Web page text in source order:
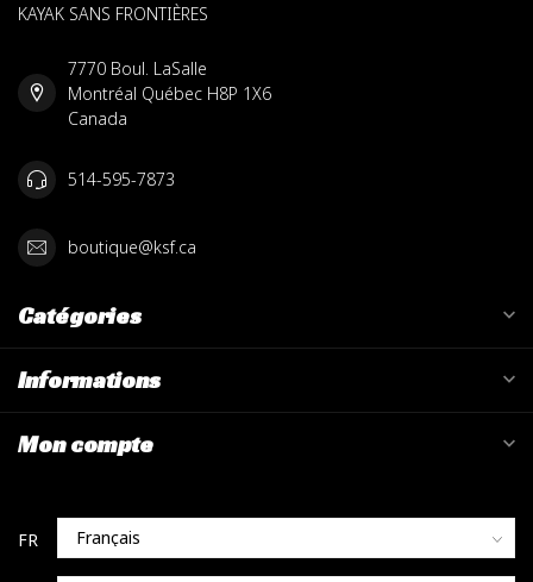
KAYAK SANS FRONTIÈRES
7770 Boul. LaSalle
Montréal Québec H8P 1X6
Canada
514-595-7873
boutique@ksf.ca
Catégories
Informations
Mon compte